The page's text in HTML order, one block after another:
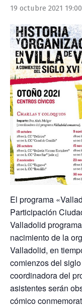
19 octubre 2021 19:00
El programa
Participación
Valladolid
nacimiento de la
Valladolid, en
comienzos del
coordinadora del
asistentes serán
cómico